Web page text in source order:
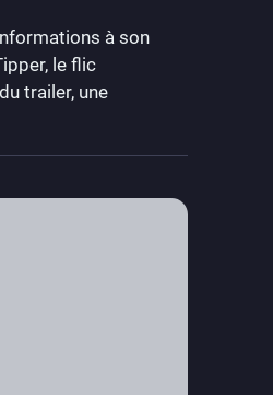
à son
le flic
trailer, une